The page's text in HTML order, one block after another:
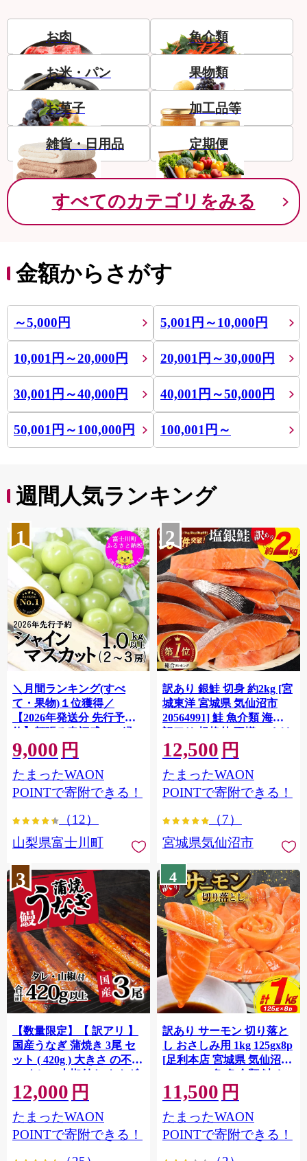
お肉 魚介類
お米・パン 果物類
お菓子 加工品等
雑貨・日用品 定期便
すべてのカテゴリをみる
金額からさがす
～5,000円 5,001円～10,000円
10,001円～20,000円 20,001円～30,000円
30,001円～40,000円 40,001円～50,000円
50,001円～100,000円 100,001円～
週間人気ランキング
1
＼月間ランキング(すべ
て・果物)１位獲得／
【2026年発送分 先行予
約】頬張る幸福感 〜緑の
宝石・ シャインマスカッ
ト 〜 １ｋｇ以上（２〜３
房） フルーツ 山梨県産 果
物 くだもの シャイン マス
大粒 種なし 先行予約 富士
円 九千円
9,000 円
たまったWAON
POINTで寄附できる！
（12）
山梨県富士川町
2
訳あり 銀鮭 切身 約2kg [宮
城東洋 宮城県 気仙沼市
20564991] 鮭 魚介類 海鮮
訳アリ 規格外 不揃い さけ
サケ 鮭切身 シャケ 切り身
冷凍 家庭用 おかず 弁当 支
援 サーモン 銀鮭切り身 魚
わけあり
12,500 円
たまったWAON
POINTで寄附できる！
（7）
宮城県気仙沼市
3
【数量限定】【 訳アリ 】
国産うなぎ 蒲焼き 3尾 セ
ット ( 420g ) 大きさ の不揃
い タレ・山椒付き ウナギ
鰻 ふぞろい 不揃い うな重
ひつまぶし 人気 茨城 八千
代町 ふるさと納税 冷凍
[SF951ya]
12,000 円
たまったWAON
POINTで寄附できる！
4
訳あり サーモン 切り落と
し おさしみ用 1kg 125gx8p
[足利本店 宮城県 気仙沼市
20564313] 魚 魚介類 鮭 お
刺し身 刺し身 刺身 生 生食
個包装 チリ銀鮭 銀鮭 海鮮
海鮮丼 魚介
11,500 円
たまったWAON
POINTで寄附できる！